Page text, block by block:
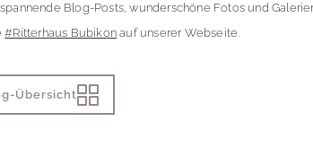
Blog-Posts, wunderschöne Fotos und
#Ritterhaus Bubikon auf unserer Webseite.
Übersicht